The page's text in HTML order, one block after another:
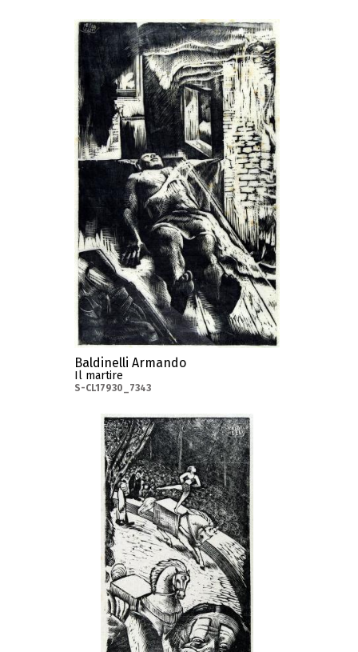
Baldinelli Armando
Il martire
S-CL17930_7343